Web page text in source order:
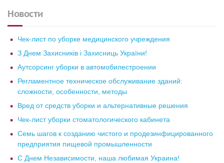
Новости
Чек-лист по уборке медицинского учреждения
З Днем Захисників і Захисниць України!
Аутсорсинг уборки в автомобилестроении
Регламентное техническое обслуживание зданий:
сложности, особенности, методы
Вред от средств уборки и альтернативные решения
Чек-лист уборки стоматологического кабинета
Семь шагов к созданию чистого и продезинфицированного
предприятия пищевой промышленности
С Днем Независимости, наша любимая Украина!